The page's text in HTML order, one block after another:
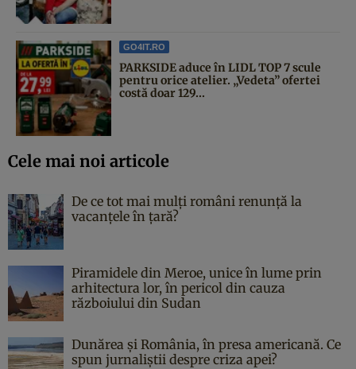
GO4IT.RO
PARKSIDE aduce în LIDL TOP 7 scule
pentru orice atelier. „Vedeta” ofertei
costă doar 129...
Cele mai noi articole
De ce tot mai mulți români renunță la
vacanțele în țară?
Piramidele din Meroe, unice în lume prin
arhitectura lor, în pericol din cauza
războiului din Sudan
Dunărea și România, în presa americană. Ce
spun jurnaliștii despre criza apei?